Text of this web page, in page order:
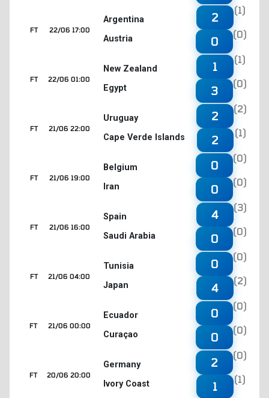
22/06 17:00
FT
Argentina
Austria
2
(1)
0
(0)
22/06 01:00
FT
New Zealand
Egypt
1
(1)
3
(0)
21/06 22:00
FT
Uruguay
Cape Verde Islands
2
(2)
2
(1)
21/06 19:00
FT
Belgium
Iran
0
(0)
0
(0)
21/06 16:00
FT
Spain
Saudi Arabia
4
(3)
0
(0)
21/06 04:00
FT
Tunisia
Japan
0
(0)
4
(2)
21/06 00:00
FT
Ecuador
Curaçao
0
(0)
0
(0)
20/06 20:00
FT
Germany
Ivory Coast
2
(0)
1
(1)